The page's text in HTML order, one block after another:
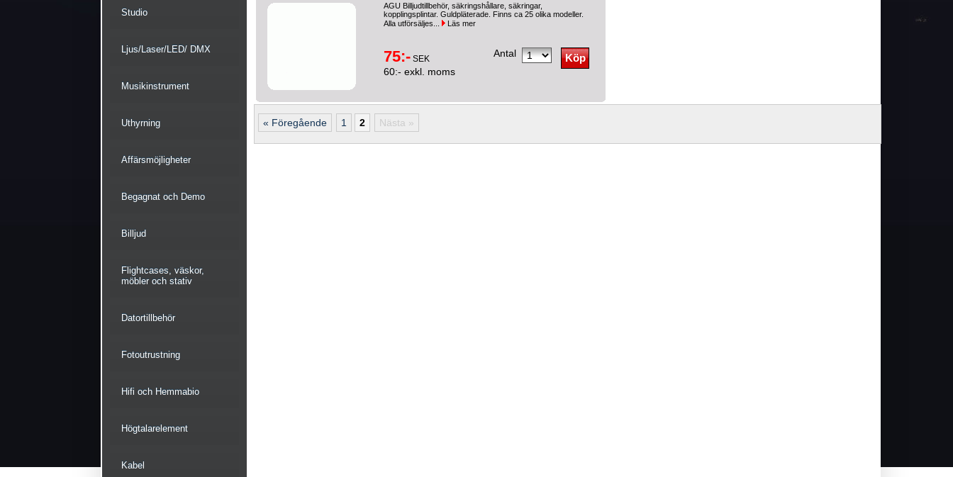
Studio
Ljus/Laser/LED/ DMX
Musikinstrument
Uthyrning
Affärsmöjligheter
Begagnat och Demo
Billjud
Flightcases, väskor,
möbler och stativ
Datortillbehör
Fotoutrustning
Hifi och Hemmabio
Högtalarelement
Kabel
AGU Billjudtillbehör, säkringshållare, säkringar,
kopplingsplintar. Guldpläterade. Finns ca 25 olika modeller.
Alla utförsäljes...
Läs mer
75:- SEK
60:- exkl. moms
Antal
« Föregående 1 2 Nästa »